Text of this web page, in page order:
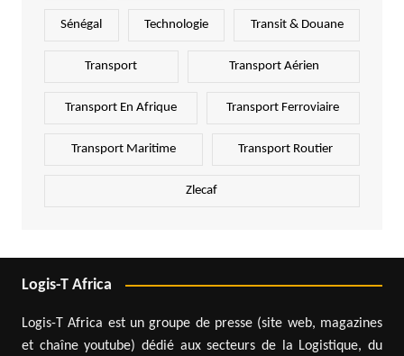
Sénégal Technologie Transit & Douane
Transport Transport Aérien
Transport En Afrique Transport Ferroviaire
Transport Maritime Transport Routier
Zlecaf
Logis-T Africa
Logis-T Africa est un groupe de presse (site web, magazines
et chaîne youtube) dédié aux secteurs de la Logistique, du